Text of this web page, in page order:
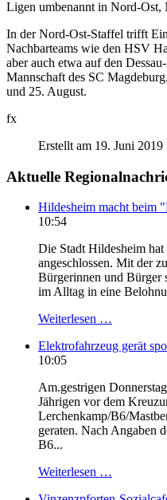
Ligen umbenannt in Nord-Ost,
In der Nord-Ost-Staffel trifft
Nachbarteams wie den HSV
aber auch etwa auf den
Mannschaft des SC
und 25. August.
fx
Erstellt am 19. Juni 2019
Aktuelle
Hildesheim macht beim
10:54
Die Stadt Hildesheim
angeschlossen. Mit der
Bürgerinnen und Bürger
im Alltag in eine
Weiterlesen …
Elektrofahrzeug gerät
10:05
Am.gestrigen
Jährigen vor dem
Lerchenkamp/B6/
geraten. Nach Angaben
B6...
Weiterlesen …